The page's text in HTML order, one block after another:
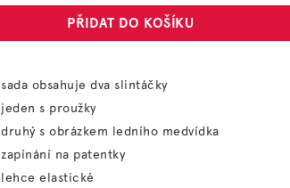
PŘIDAT DO KOŠÍKU
sada obsahuje dva slintáčky
jeden s proužky
druhý s obrázkem ledního medvídka
zapínání na patentky
lehce elastické